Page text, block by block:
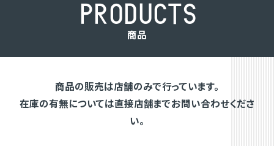
PRODUCTS
商品
商品の販売は店舗のみで行っています。
在庫の有無については直接店舗までお問い合わせくださ
い。